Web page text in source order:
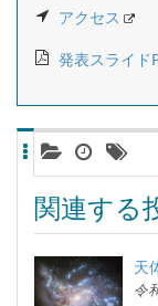
アクセス
発表スライド
関連する
天
令